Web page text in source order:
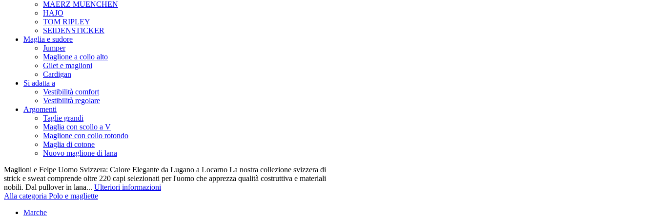
MAERZ MUENCHEN
HAJO
TOM RIPLEY
SEIDENSTICKER
Maglia e sudore
Jumper
Maglione a collo alto
Gilet e maglioni
Cardigan
Si adatta a
Vestibilità comfort
Vestibilità regolare
Argomenti
Taglie grandi
Maglia con scollo a V
Maglione con collo rotondo
Maglia di cotone
Nuovo maglione di lana
Maglioni e Felpe Uomo Svizzera: Calore Elegante da Lugano a Locarno La nostra collezione svizzera di
strick e sweat comprende oltre 220 capi selezionati per l'uomo che apprezza qualità costruttiva e materiali
nobili. Dal pullover in lana... Ulteriori informazioni
Alla categoria Polo e magliette
Marche